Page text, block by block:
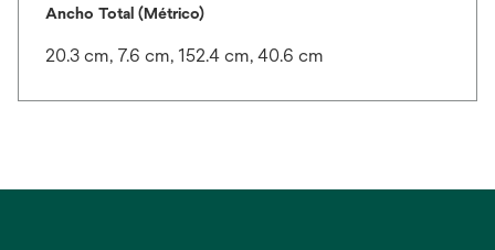
Ancho Total (Métrico)
20.3 cm, 7.6 cm, 152.4 cm, 40.6 cm